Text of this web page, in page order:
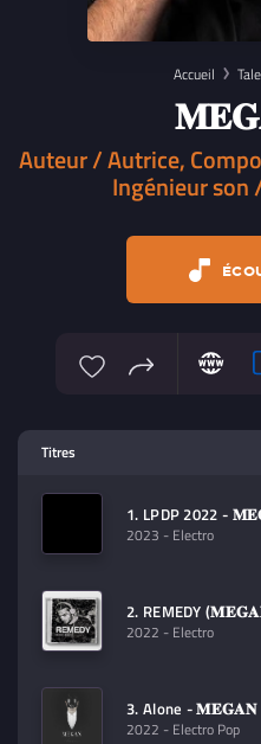
Accueil
Auteur / Autrice,
Ingénieur son
contenu à
Titres
1. LPDP 2022 -
2023 - Electro
2. REMEDY
2022 - Electro
3. Alone - 𝐌𝐄𝐆𝐀𝐍
2022 - Electro Pop